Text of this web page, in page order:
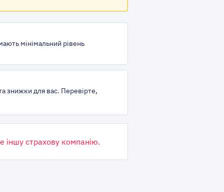
мінімальний рівень
знижки для вас. Перевірте,
іншу страхову компанію.